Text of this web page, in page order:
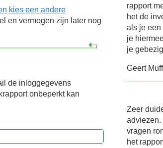
kies een andere
en vermogen zijn later nog
de inloggegevens
onbeperkt kan
rapport
het de
als je een
je
je
Geert
Zeer
adviezen.
vragen
het